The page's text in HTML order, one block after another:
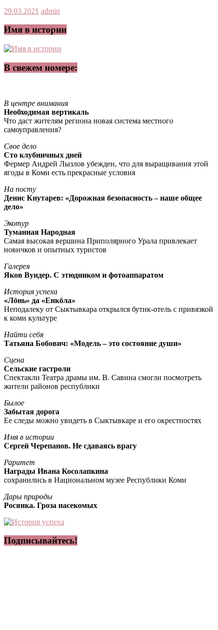
29.03.2021 admin
Имя в истории
В свежем номере:
В центре внимания
Необходимая вертикаль
Что даст жителям региона новая система местного
самоуправления?
Свое дело
Сто клубничных дней
Фермер Андрей Лызлов убежден, что для выращивания этой
ягоды в Коми есть прекрасные условия
На посту
Денис Кнутарев: «Дорожная безопасность – наше общее
дело»
Экотур
Туманная Народная
Самая высокая вершина Приполярного Урала привлекает
новичков и опытных туристов
Галерея
Яков Вундер. С этюдником и фотоаппаратом
История успеха
«Лöнь» да «Енкöла»
Неподалеку от Сыктывкара открылся бутик-отель с привязкой
к коми культуре
Найти себя
Татьяна Бобович: «Модель – это состояние души»
Сцена
Сельские гастроли
Спектакли Театра драмы им. В. Савина смогли посмотреть
жители районов республики
Былое
Забытая дорога
Ее следы можно увидеть в Сыктывкаре и его окрестностях
Имя в истории
Сергей Черепанов. Не сдаваясь врагу
Раритет
Награды Ивана Косолапкина
сохранились в Национальном музее Республики Коми
Дары природы
Росянка. Гроза насекомых
Подписывайтесь!